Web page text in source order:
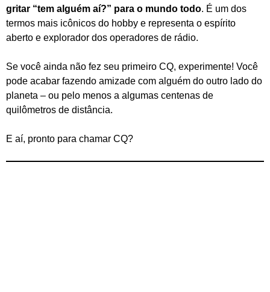
gritar “tem alguém aí?” para o mundo todo. É um dos
termos mais icônicos do hobby e representa o espírito
aberto e explorador dos operadores de rádio.
Se você ainda não fez seu primeiro CQ, experimente! Você
pode acabar fazendo amizade com alguém do outro lado do
planeta – ou pelo menos a algumas centenas de
quilômetros de distância.
E aí, pronto para chamar CQ?